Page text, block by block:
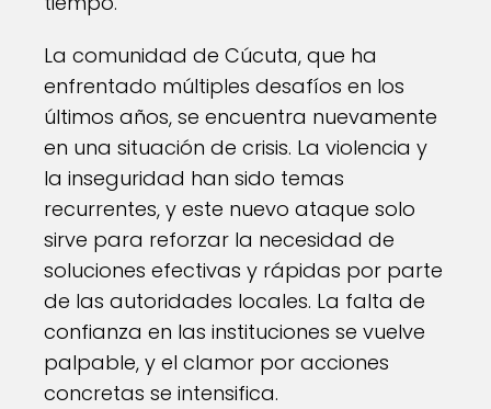
La comunidad de Cúcuta, que ha
enfrentado múltiples desafíos en los
últimos años, se encuentra nuevamente
en una situación de crisis. La violencia y
la inseguridad han sido temas
recurrentes, y este nuevo ataque solo
sirve para reforzar la necesidad de
soluciones efectivas y rápidas por parte
de las autoridades locales. La falta de
confianza en las instituciones se vuelve
palpable, y el clamor por acciones
concretas se intensifica.